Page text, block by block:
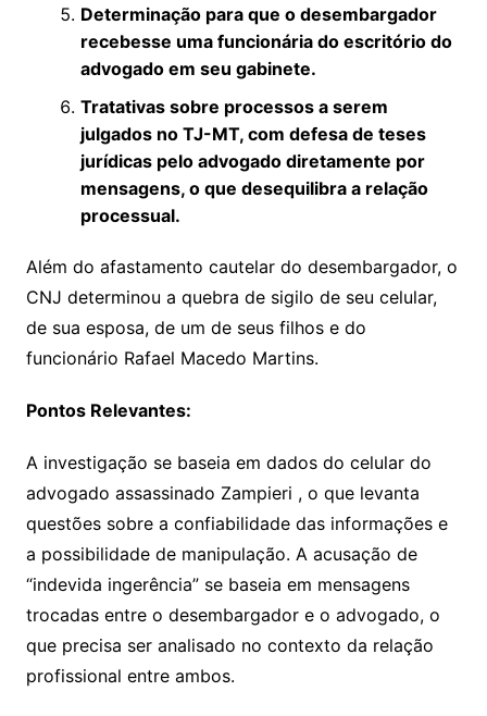
Determinação para que o desembargador
recebesse uma funcionária do escritório do
advogado em seu gabinete.
Tratativas sobre processos a serem
julgados no TJ-MT, com defesa de teses
jurídicas pelo advogado diretamente por
mensagens, o que desequilibra a relação
processual.
Além do afastamento cautelar do desembargador, o
CNJ determinou a quebra de sigilo de seu celular,
de sua esposa, de um de seus filhos e do
funcionário Rafael Macedo Martins.
Pontos Relevantes:
A investigação se baseia em dados do celular do
advogado assassinado Zampieri , o que levanta
questões sobre a confiabilidade das informações e
a possibilidade de manipulação. A acusação de
“indevida ingerência” se baseia em mensagens
trocadas entre o desembargador e o advogado, o
que precisa ser analisado no contexto da relação
profissional entre ambos.